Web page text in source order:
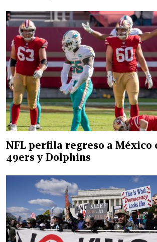
NFL perfila regreso a México
49ers y Dolphins